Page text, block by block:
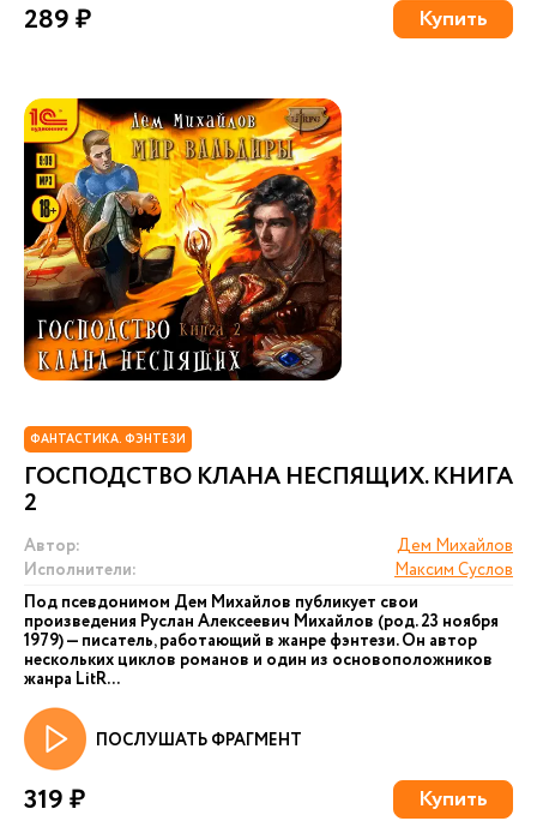
289 ₽ Купить
ФАНТАСТИКА. ФЭНТЕЗИ
ГОСПОДСТВО КЛАНА НЕСПЯЩИХ. КНИГА
2
Автор:
Дем Михайлов
Исполнители:
Максим Суслов
Под псевдонимом Дем Михайлов публикует свои
произведения Руслан Алексеевич Михайлов (род. 23 ноября
1979) — писатель, работающий в жанре фэнтези. Он автор
нескольких циклов романов и один из основоположников
жанра LitR...
ПОСЛУШАТЬ ФРАГМЕНТ
319 ₽ Купить